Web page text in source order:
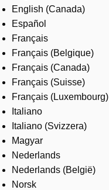
English (Canada)
Español
Français
Français (Belgique)
Français (Canada)
Français (Suisse)
Français (Luxembourg)
Italiano
Italiano (Svizzera)
Magyar
Nederlands
Nederlands (België)
Norsk